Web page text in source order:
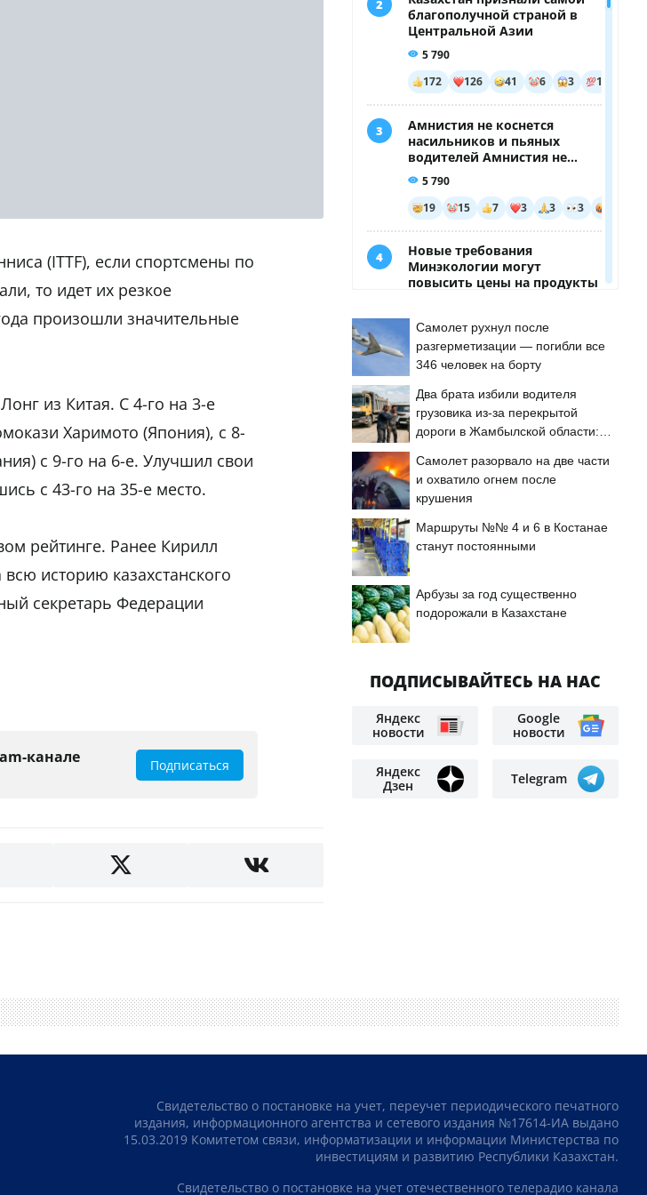
(ITTF), если спортсмены по
то идет их резкое
произошли значительные
из Китая. С 4-го на 3-е
Харимото (Япония), с 8-
с 9-го на 6-е. Улучшил свои
с 43-го на 35-е место.
рейтинге. Ранее Кирилл
историю казахстанского
секретарь Федерации
канале Подписаться
Самолет рухнул после
разгерметизации — погибли все
346 человек на борту
Два брата избили водителя
грузовика из-за перекрытой
дороги в Жамбылской области:
Самолет разорвало на две части
и охватило огнем после
крушения
Маршруты №№ 4 и 6 в Костанае
станут постоянными
Арбузы за год существенно
подорожали в Казахстане
ПОДПИСЫВАЙТЕСЬ НА НАС
Яндекс
новости
Google
новости
Яндекс
Дзен
Telegram
Свидетельство о постановке на учет, переучет периодического печатного
издания, информационного агентства и сетевого издания №17614-ИА выдано
15.03.2019 Комитетом связи, информатизации и информации Министерства по
инвестициям и развитию Республики Казахстан.
Свидетельство о постановке на учет отечественного телерадио канала